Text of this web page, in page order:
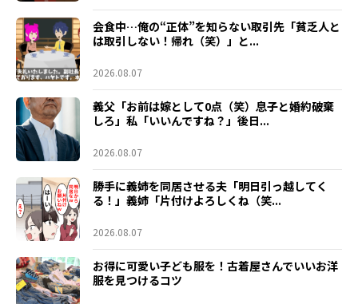
会食中…俺の“正体”を知らない取引先「貧乏人と
は取引しない！帰れ（笑）」と...
2026.08.07
義父「お前は嫁として0点（笑）息子と婚約破棄
しろ」私「いいんですね？」後日...
2026.08.07
勝手に義姉を同居させる夫「明日引っ越してく
る！」義姉「片付けよろしくね（笑...
2026.08.07
お得に可愛い子ども服を！古着屋さんでいいお洋
服を見つけるコツ